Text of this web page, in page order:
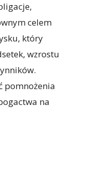
celem
który
wzrostu
pomnożenia
na